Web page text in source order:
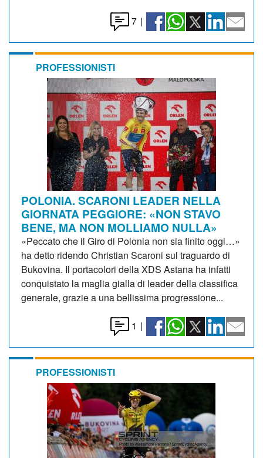
7 |
PROFESSIONISTI
POLONIA. SCARONI LEADER NELLA
GIORNATA PEGGIORE: «NON STAVO
BENE, MA NON MOLLIAMO NULLA»
«Peccato che il Giro di Polonia non sia finito oggi…»
ha detto ridendo Christian Scaroni sul traguardo di
Bukovina. Il portacolori della XDS Astana ha infatti
conquistato la maglia gialla di leader della classifica
generale, grazie a una bellissima progressione...
1 |
PROFESSIONISTI